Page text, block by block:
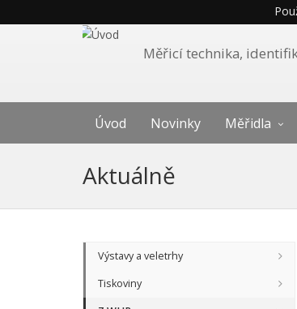
Měřicí technika,
Úvod Novinky Měřidla
Aktuálně
Výstavy a veletrhy
Tiskoviny